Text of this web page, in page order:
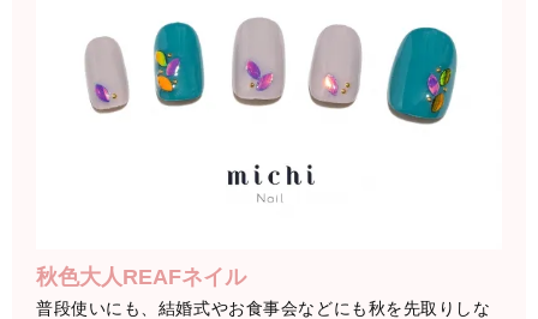
秋色大人REAFネイル
普段使いにも、結婚式やお食事会などにも秋を先取りしな